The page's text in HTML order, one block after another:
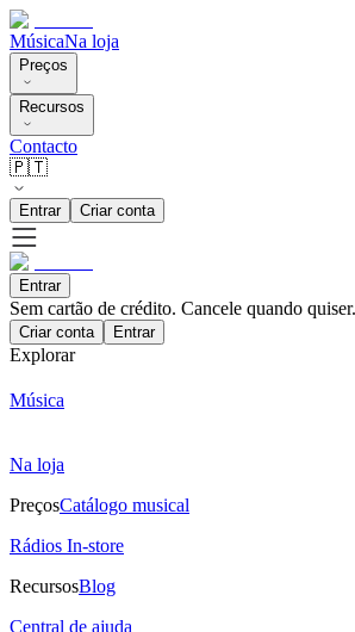
MúsicaNa loja
Preços
Recursos
Contacto
🇵🇹
Entrar Criar conta
Entrar
Sem cartão de crédito. Cancele quando quiser.
Criar conta Entrar
Explorar
Música
Na loja
PreçosCatálogo musical
Rádios In-store
RecursosBlog
Central de ajuda